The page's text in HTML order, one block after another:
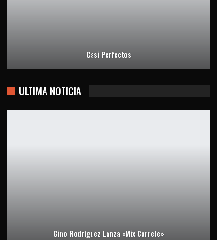
Casi Perfectos
ULTIMA NOTICIA
Gino Rodríguez Lanza «Mix Carrete»